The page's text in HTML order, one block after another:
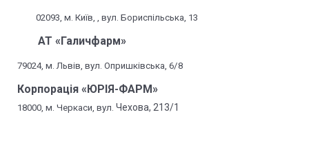
02093, м. Київ, , вул. Бориспільська, 13
АТ «Галичфарм»
79024, м. Львів, вул. Опришківська, 6/8
Корпорація «ЮРІЯ-ФАРМ»
18000, м. Черкаси, вул.Чехова, 213/1